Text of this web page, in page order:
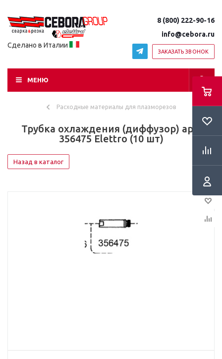
Сделано в Италии
8 (800) 222-90-16
info@cebora.ru
ЗАКАЗАТЬ ЗВОНОК
МЕНЮ
Расходные материалы для плазморезов
Трубка охлаждения (диффузор) арт.
356475 Elettro (10 шт)
Назад в каталог